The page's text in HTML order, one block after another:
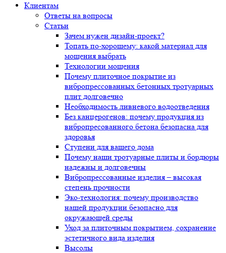
Клиентам
Ответы на вопросы
Статьи
Зачем нужен дизайн-проект?
Топать по-хорошему: какой материал для
мощения выбрать
Технологии мощения
Почему плиточное покрытие из
вибропрессованных бетонных тротуарных
плит долговечно
Необходимость ливневого водоотведения
Без канцерогенов: почему продукция из
вибропресованного бетона безопасна для
здоровья
Ступени для вашего дома
Почему наши тротуарные плиты и бордюры
надежны и долговечны
Вибропрессованные изделия – высокая
степень прочности
Эко-технология: почему производство
нашей продукции безопасно для
окружающей среды
Уход за плиточным покрытием, сохранение
эстетичного вида изделия
Высолы